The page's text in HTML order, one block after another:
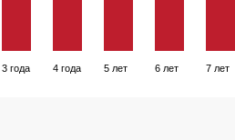
3 года 4 года 5 лет 6 лет 7 лет